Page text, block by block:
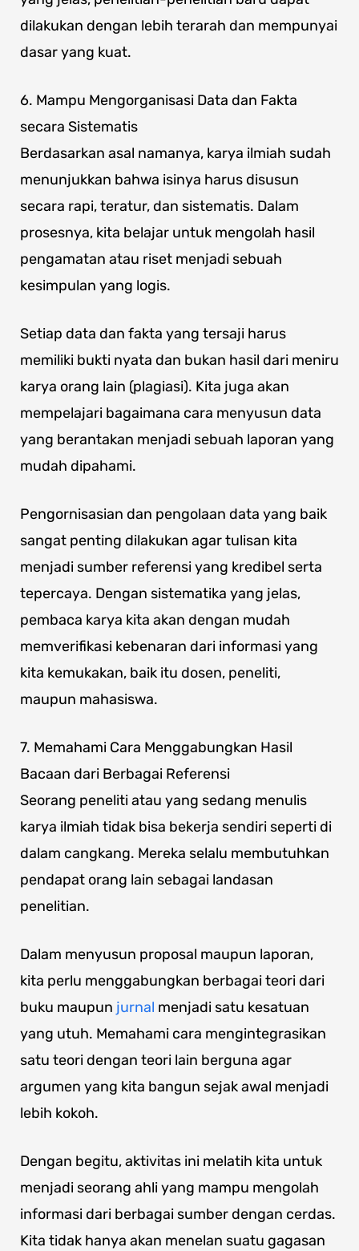
dilakukan dengan lebih terarah dan mempunyai
dasar yang kuat.
6. Mampu Mengorganisasi Data dan Fakta
secara Sistematis
Berdasarkan asal namanya, karya ilmiah sudah
menunjukkan bahwa isinya harus disusun
secara rapi, teratur, dan sistematis. Dalam
prosesnya, kita belajar untuk mengolah hasil
pengamatan atau riset menjadi sebuah
kesimpulan yang logis.
Setiap data dan fakta yang tersaji harus
memiliki bukti nyata dan bukan hasil dari meniru
karya orang lain (plagiasi). Kita juga akan
mempelajari bagaimana cara menyusun data
yang berantakan menjadi sebuah laporan yang
mudah dipahami.
Pengornisasian dan pengolaan data yang baik
sangat penting dilakukan agar tulisan kita
menjadi sumber referensi yang kredibel serta
tepercaya. Dengan sistematika yang jelas,
pembaca karya kita akan dengan mudah
memverifikasi kebenaran dari informasi yang
kita kemukakan, baik itu dosen, peneliti,
maupun mahasiswa.
7. Memahami Cara Menggabungkan Hasil
Bacaan dari Berbagai Referensi
Seorang peneliti atau yang sedang menulis
karya ilmiah tidak bisa bekerja sendiri seperti di
dalam cangkang. Mereka selalu membutuhkan
pendapat orang lain sebagai landasan
penelitian.
Dalam menyusun proposal maupun laporan,
kita perlu menggabungkan berbagai teori dari
buku maupun jurnal menjadi satu kesatuan
yang utuh. Memahami cara mengintegrasikan
satu teori dengan teori lain berguna agar
argumen yang kita bangun sejak awal menjadi
lebih kokoh.
Dengan begitu, aktivitas ini melatih kita untuk
menjadi seorang ahli yang mampu mengolah
informasi dari berbagai sumber dengan cerdas.
Kita tidak hanya akan menelan suatu gagasan